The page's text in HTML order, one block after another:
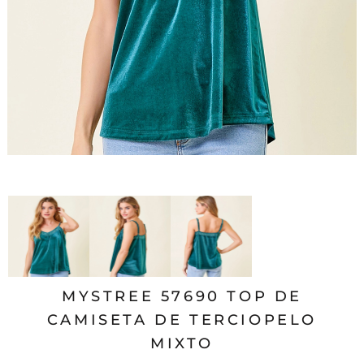
MYSTREE 57690 TOP DE
CAMISETA DE TERCIOPELO
MIXTO